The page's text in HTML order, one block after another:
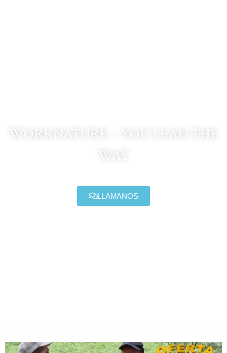
WORKNATURE – YOU LEAD THE
WAY
LLAMANOS